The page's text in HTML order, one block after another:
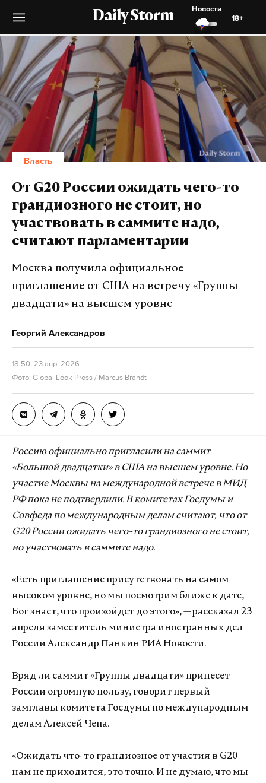
Daily Storm
Новости
18+
Власть
От G20 России ожидать чего-то
грандиозного не стоит, но
участвовать в саммите надо,
считают парламентарии
Москва получила официальное
приглашение от США на встречу «Группы
двадцати» на высшем уровне
Георгий Александров
18:50, 23 апр. 2026
Фото: Global Look Press / Marcus Brandt
Россию официально пригласили на саммит
«Большой двадцатки» в США на высшем уровне. Но
участие Москвы на международной встрече в МИД
РФ пока не подтвердили. В комитетах Госдумы и
Совфеда по международным делам считают, что от
G20 России ожидать чего-то грандиозного не стоит,
но участвовать в саммите надо.
«Есть приглашение присутствовать на самом
высоком уровне, но мы посмотрим ближе к дате,
Бог знает, что произойдет до этого», — рассказал 23
апреля заместитель министра иностранных дел
России Александр Панкин РИА Новости.
Вряд ли саммит «Группы двадцати» принесет
России огромную пользу, говорит первый
замглавы комитета Госдумы по международным
делам Алексей Чепа.
«Ожидать что-то грандиозное от участия в G20
нам не приходится, это точно. И не думаю, что мы